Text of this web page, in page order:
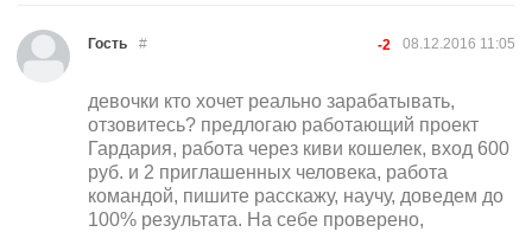
Гость 08.12.2016 11:05
# -2
девочки кто хочет реально зарабатывать,
отзовитесь? предлогаю работающий проект
Гардария, работа через киви кошелек, вход 600
руб. и 2 приглашенных человека, работа
командой, пишите расскажу, научу, доведем до
100% результата. На себе проверено,